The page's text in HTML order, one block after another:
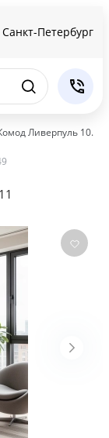
Санкт-Петербург
Ливерпуль 10.103